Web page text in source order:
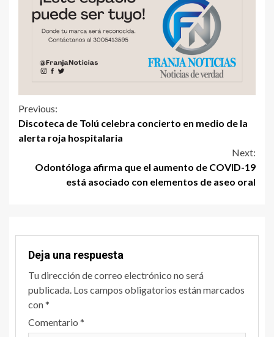
Previous:
Discoteca de Tolú celebra concierto en medio de la
alerta roja hospitalaria
Next:
Odontóloga afirma que el aumento de COVID-19
está asociado con elementos de aseo oral
Deja una respuesta
Tu dirección de correo electrónico no será
publicada. Los campos obligatorios están marcados
con*
Comentario *